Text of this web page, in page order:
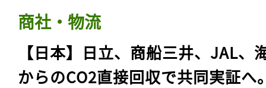
商社・物流
【日本】日立、商船三井、JAL、
からのCO2直接回収で共同実証へ